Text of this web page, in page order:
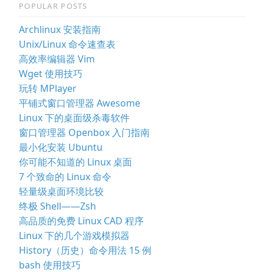
POPULAR POSTS
Archlinux 安装指南
Unix/Linux 命令速查表
高效率编辑器 Vim
Wget 使用技巧
玩转 MPlayer
平铺式窗口管理器 Awesome
Linux 下的桌面级杀毒软件
窗口管理器 Openbox 入门指南
最小化安装 Ubuntu
你可能不知道的 Linux 桌面
7 个致命的 Linux 命令
轻量级桌面环境比较
终极 Shell——Zsh
高品质的免费 Linux CAD 程序
Linux 下的几个游戏模拟器
History（历史）命令用法 15 例
bash 使用技巧